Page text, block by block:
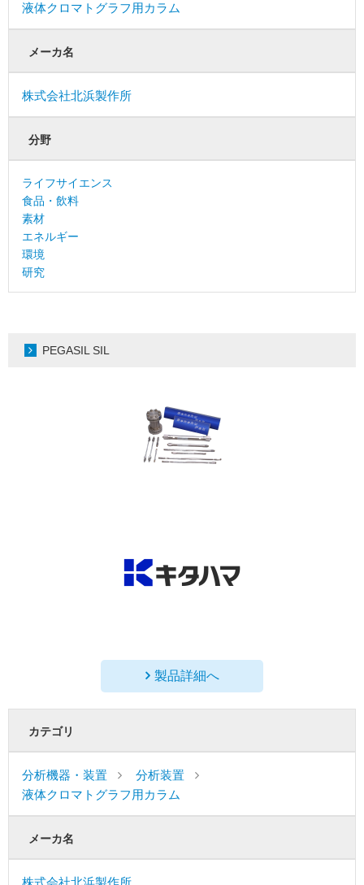
液体クロマトグラフ用カラム
メーカ名
株式会社北浜製作所
分野
ライフサイエンス
食品・飲料
素材
エネルギー
環境
研究
PEGASIL SIL
製品詳細へ
カテゴリ
分析機器・装置
分析装置
液体クロマトグラフ用カラム
メーカ名
株式会社北浜製作所